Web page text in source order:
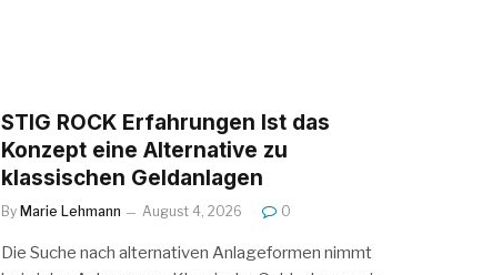
STIG ROCK Erfahrungen Ist das
Konzept eine Alternative zu
klassischen Geldanlagen
By Marie Lehmann August 4, 2026 0
Die Suche nach alternativen Anlageformen nimmt